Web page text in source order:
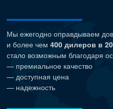
Мы ежегодно оправдываем
и более чем 400 дилеров в
стало возможным благодаря
— премиальное качество
— доступная цена
— надежность